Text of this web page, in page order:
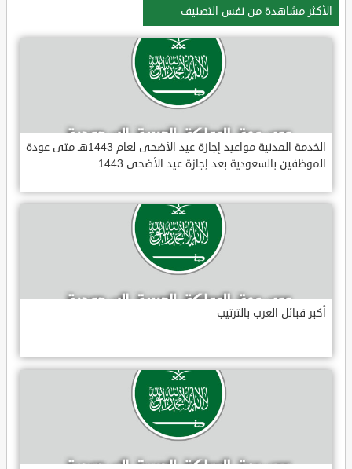
الأكثر مشاهدة من نفس التصنيف
الخدمة المدنية مواعيد إجازة عيد الأضحى لعام 1443هـ متى عودة
الموظفين بالسعودية بعد إجازة عيد الأضحى 1443
أكبر قبائل العرب بالترتيب